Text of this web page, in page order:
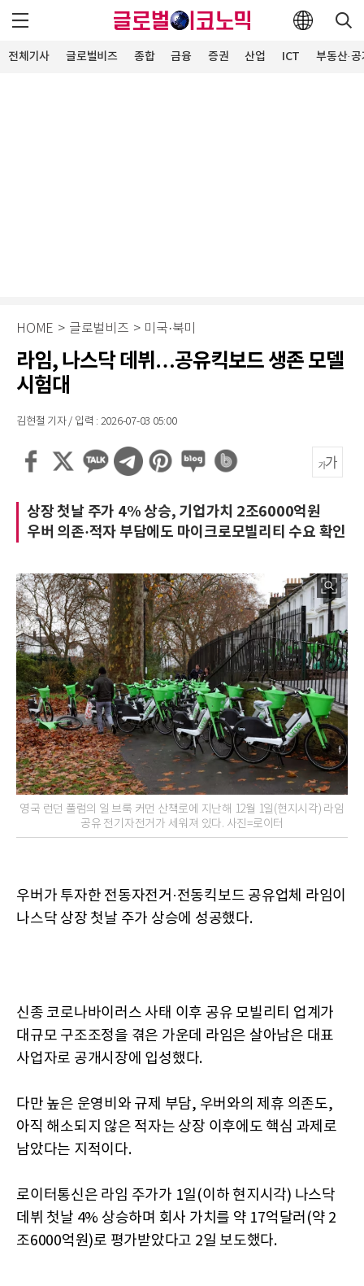
전체기사 글로벌비즈 종합 금융 증권 산업 ICT 부동산·
HOME > 글로벌비즈 > 미국·북미
라임, 나스닥 데뷔…공유킥보드 생존 모델
시험대
김현철 기자 / 입력 : 2026-07-03 05:00
상장 첫날 주가 4% 상승, 기업가치 2조6000억원
우버 의존·적자 부담에도 마이크로모빌리티 수요 확인
영국 런던 풀럼의 일 브룩 커먼 산책로에 지난해 12월 1일(현지시각) 라임
공유 전기자전거가 세워져 있다. 사진=로이터
우버가 투자한 전동자전거·전동킥보드 공유업체 라임이
나스닥 상장 첫날 주가 상승에 성공했다.
신종 코로나바이러스 사태 이후 공유 모빌리티 업계가
대규모 구조조정을 겪은 가운데 라임은 살아남은 대표
사업자로 공개시장에 입성했다.
다만 높은 운영비와 규제 부담, 우버와의 제휴 의존도,
아직 해소되지 않은 적자는 상장 이후에도 핵심 과제로
남았다는 지적이다.
로이터통신은 라임 주가가 1일(이하 현지시각) 나스닥
데뷔 첫날 4% 상승하며 회사 가치를 약 17억달러(약 2
조6000억원)로 평가받았다고 2일 보도했다.